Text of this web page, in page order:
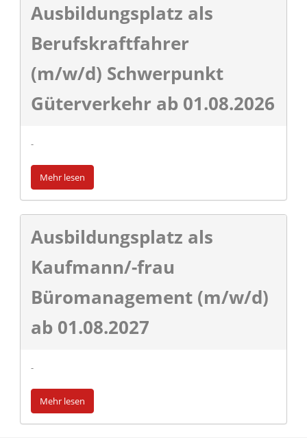
Ausbildungsplatz als
Berufskraftfahrer
(m/w/d) Schwerpunkt
Güterverkehr ab 01.08.2026
-
Mehr lesen
Ausbildungsplatz als
Kaufmann/-frau
Büromanagement (m/w/d)
ab 01.08.2027
-
Mehr lesen